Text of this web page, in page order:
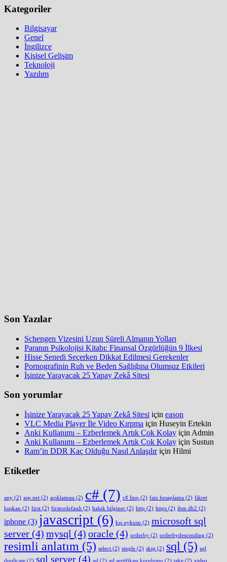
Kategoriler
Bilgisayar
Genel
İngilizce
Kişisel Gelişim
Teknoloji
Yazılım
Son Yazılar
Schengen Vizesini Uzun Süreli Almanın Yolları
Paranın Psikolojisi Kitabı: Finansal Özgürlüğün 9 İlkesi
Hisse Senedi Seçerken Dikkat Edilmesi Gerekenler
Pornografinin Ruh ve Beden Sağlığına Olumsuz Etkileri
İşinize Yarayacak 25 Yapay Zekâ Sitesi
Son yorumlar
İşinize Yarayacak 25 Yapay Zekâ Sitesi için eason
VLC Media Player İle Video Kırpma için Huseyin Ertekin
Anki Kullanımı – Ezberlemek Artık Çok Kolay için Admin
Anki Kullanımı – Ezberlemek Artık Çok Kolay için Sustun
Ram’in DDR Kaç Olduğu Nasıl Anlaşılıriçin Hilmi
Etiketler
any (2) asp.net (2) açıklaması (2) c# (7) c# linq (2) faiz hesaplama (2) fikret
kuşkan (2) first (2) firstordefault (2) haluk bilginer (2) http (2) https (2) ibm db2 (2)
iphone (3) javascript (6) kış uykusu (2) microsoft sql
server (4) mysql (4) oracle (4) orderby (2) orderbydescending (2)
resimli anlatım (5) select (2) single (2) skip (2) sql (5) sql
duplicate (2) sql server (4) ssl (2) ssl sertifikası kurulumu (2) take (2) video